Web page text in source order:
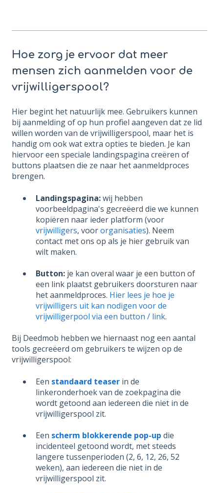
Hoe zorg je ervoor dat meer
mensen zich aanmelden voor de
vrijwilligerspool?
Hier begint het natuurlijk mee. Gebruikers kunnen
bij aanmelding of op hun profiel aangeven dat ze lid
willen worden van de vrijwilligerspool, maar het is
handig om ook wat extra opties te bieden. Je kan
hiervoor een speciale landingspagina creëren of
buttons plaatsen die ze naar het aanmeldproces
brengen.
Landingspagina:wij hebben
voorbeeldpagina's gecreëerd die we kunnen
kopiëren naar ieder platform (voor
vrijwilligers, voororganisaties). Neem
contact met ons op als je hier gebruik van
wilt maken.
Button: je kan overal waar je een button of
een link plaatst gebruikers doorsturen naar
het aanmeldproces. Hier lees je hoe je
vrijwilligers uit kan nodigen voor de
vrijwilligerpool via een button / link.
Bij Deedmob hebben we hiernaast nog een aantal
tools gecreëerd om gebruikers te wijzen op de
vrijwilligerspool:
Een standaard teaser in de
linkeronderhoek van de zoekpagina die
wordt getoond aan iedereen die niet in de
vrijwilligerspool zit.
Een scherm blokkerende pop-up die
incidenteel getoond wordt, met steeds
langere tussenperioden (2, 6, 12, 26, 52
weken), aan iedereen die niet in de
vrijwilligerspool zit.